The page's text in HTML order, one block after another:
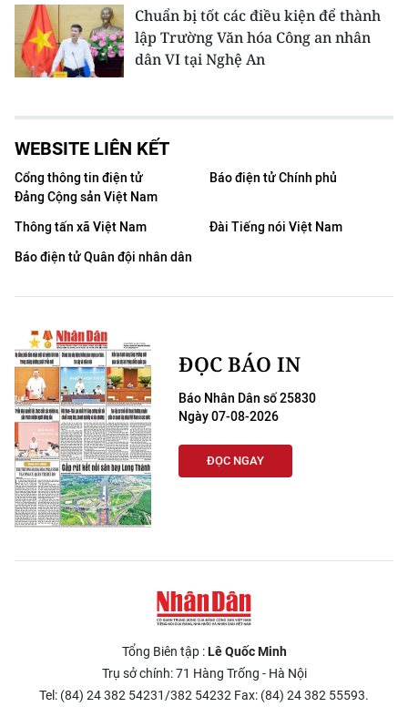
Chuẩn bị tốt các điều kiện để thành
lập Trường Văn hóa Công an nhân
dân VI tại Nghệ An
WEBSITE LIÊN KẾT
Cổng thông tin điện tử
Đảng Cộng sản Việt Nam
Báo điện tử Chính phủ
Thông tấn xã Việt Nam
Đài Tiếng nói Việt Nam
Báo điện tử Quân đội nhân dân
ĐỌC BÁO IN
Báo Nhân Dân số 25830
Ngày 07-08-2026
ĐỌC NGAY
Tổng Biên tập :Lê Quốc Minh
Trụ sở chính: 71 Hàng Trống - Hà Nội
Tel: (84) 24 382 54231/382 54232 Fax: (84) 24 382 55593.